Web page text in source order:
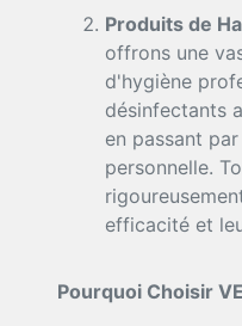
Produits de
offrons une
d'hygiène
désinfectants
en passant
personnelle.
efficacité et
Pourquoi Choisir